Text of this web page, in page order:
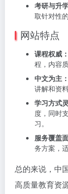
考研与升
取针对性
网站特点
课程权威：
程，内容
中文为主：
讲解和资
学习方式
度，同时
习。
服务覆盖
务方案，
总的来说，中
高质量教育资